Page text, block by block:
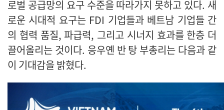
로벌 공급망의 요구 수준을 따라가지 못하고 있다. 새
로운 시대적 요구는 FDI 기업들과 베트남 기업들 간
의 협력 품질, 파급력, 그리고 시너지 효과를 한층 더
끌어올리는 것이다. 응우옌 반 탕 부총리는 다음과 같
이 기대감을 밝혔다.